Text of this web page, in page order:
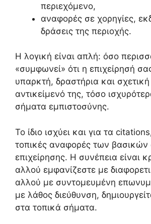
περιεχόμενο,
αναφορές σε χορηγίες,
δράσεις της περιοχής.
Η λογική είναι απλή: όσο
«συμφωνεί» ότι η επιχείρησή
υπαρκτή, δραστήρια και
αντικείμενό της, τόσο
σήματα εμπιστοσύνης.
Το ίδιο ισχύει και για τα
τοπικές αναφορές των βασικών
επιχείρησης. Η συνέπεια είναι
αλλού εμφανίζεστε με
αλλού με συντομευμένη
με λάθος διεύθυνση,
στα τοπικά σήματα.